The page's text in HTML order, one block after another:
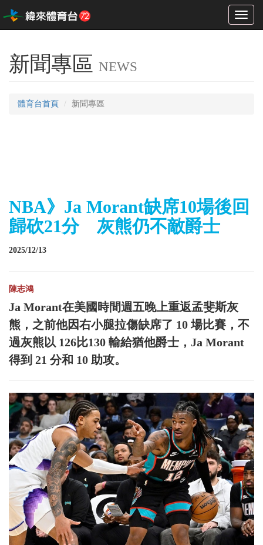
Toggle
新聞專區 NEWS
體育台首頁 新聞專區
NBA》Ja Morant缺席10場後回
歸砍21分 灰熊仍不敵爵士
2025/12/13
陳志鴻
Ja Morant在美國時間週五晚上重返孟斐斯灰
熊，之前他因右小腿拉傷缺席了 10 場比賽，不
過灰熊以 126比130 輸給猶他爵士，Ja Morant
得到 21 分和 10 助攻。